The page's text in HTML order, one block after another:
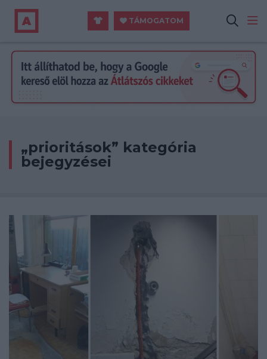
TÁMOGATOM
„prioritások” kategória
bejegyzései